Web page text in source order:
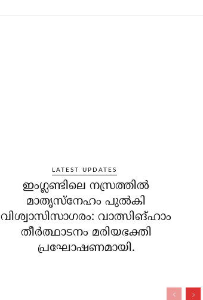
LATEST UPDATES
ഇംഗ്ലണ്ടിലെ നസ്രത്തിൽ
മാതൃസ്നേഹം പുൽകി
വിശ്വാസിസാഗരം: വാത്സിങ്ഹാം
തീർത്ഥാടനം മരിയഭക്തി
പ്രഘോഷണമായി.